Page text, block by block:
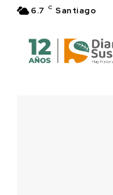
6.7 C Santiago